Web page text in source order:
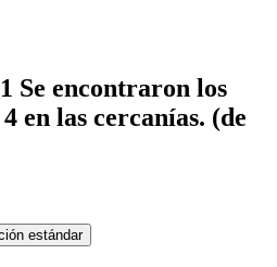
1 Se encontraron los
en las cercanías. (de
estándar